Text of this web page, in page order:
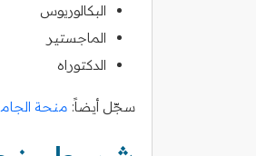
البكالوريوس
الماجستير
الدكتوراه
سجّل أيضاً: منحة